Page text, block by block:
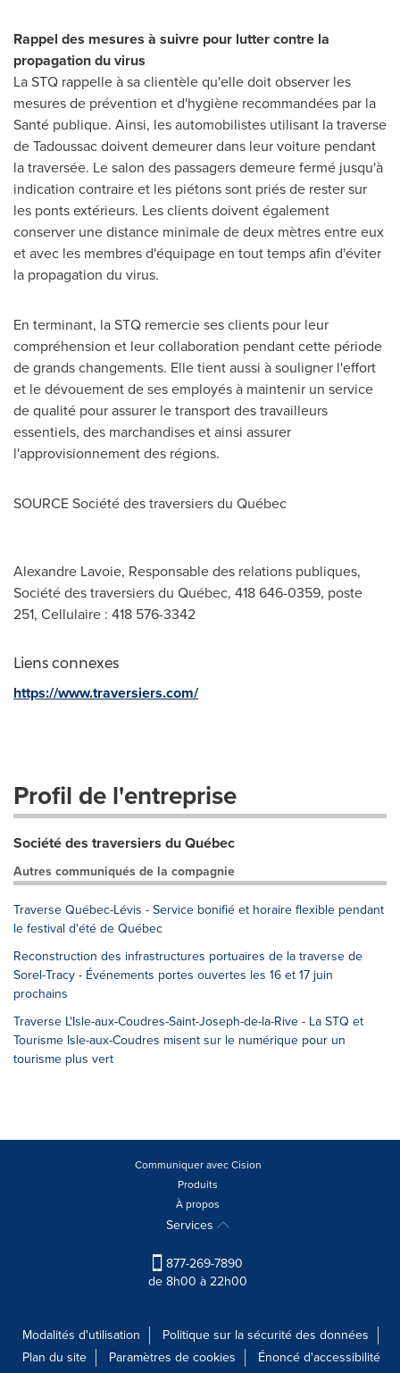
Rappel des mesures à suivre pour lutter contre la
propagation du virus
La STQ rappelle à sa clientèle qu'elle doit observer les
mesures de prévention et d'hygiène recommandées par la
Santé publique. Ainsi, les automobilistes utilisant la traverse
deTadoussacdoivent demeurer dans leur voiture pendant
la traversée. Le salon des passagers demeure fermé jusqu'à
indication contraire et les piétons sont priés de rester sur
les ponts extérieurs. Les clients doivent également
conserver une distance minimale de deux mètres entre eux
et avec les membres d'équipage en tout temps afin d'éviter
la propagation du virus.
En terminant, la STQ remercie ses clients pour leur
compréhension et leur collaboration pendant cette période
de grands changements. Elle tient aussi à souligner l'effort
et le dévouement de ses employés à maintenir un service
de qualité pour assurer le transport des travailleurs
essentiels, des marchandises et ainsi assurer
l'approvisionnement des régions.
SOURCE Société des traversiers du Québec
Alexandre Lavoie, Responsable des relations publiques,
Société des traversiers du Québec, 418 646-0359, poste
251, Cellulaire : 418 576-3342
Liens connexes
https://www.traversiers.com/
Profil de l'entreprise
Société des traversiers du Québec
Autres communiqués de la compagnie
Traverse Québec-Lévis - Service bonifié et horaire flexible pendant
le festival d'été de Québec
Reconstruction des infrastructures portuaires de la traverse de
Sorel-Tracy - Événements portes ouvertes les 16 et 17 juin
prochains
Traverse L'Isle-aux-Coudres-Saint-Joseph-de-la-Rive - La STQ et
Tourisme Isle-aux-Coudres misent sur le numérique pour un
tourisme plus vert
Communiquer avec Cision
Produits
À propos
Services
877-269-7890
de 8h00 à 22h00
Modalités d'utilisation
Politique sur la sécurité des données
Plan du site
Paramètres de cookies Énoncé d'accessibilité